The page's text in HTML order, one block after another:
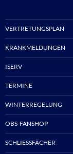
VERTRETUNGSPLAN
KRANKMELDUNGEN
ISERV
TERMINE
WINTERREGELUNG
OBS-FANSHOP
SCHLIESSFÄCHER